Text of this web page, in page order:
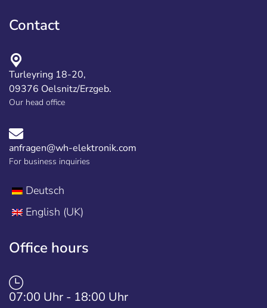
Contact
Turleyring 18-20,
09376 Oelsnitz/Erzgeb.
Our head office
anfragen@wh-elektronik.com
For business inquiries
Deutsch
English (UK)
Office hours
07:00 Uhr - 18:00 Uhr